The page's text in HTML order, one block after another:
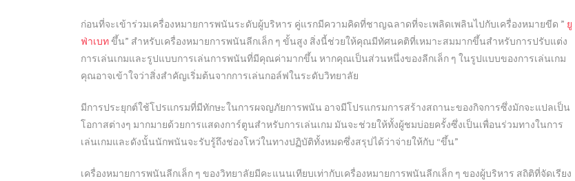
ก่อนที่จะเข้าร่วมเครื่องหมายการพนันระดับผู้บริหาร คู่แรกมีความคิดที่ชาญฉลาดที่จะเพลิดเพลินไปกับเครื่องหมายขีด ” ยู
ฟ่าเบทขึ้น” สำหรับเครื่องหมายการพนันลีกเล็ก ๆ ขั้นสูง สิ่งนี้ช่วยให้คุณมีทัศนคติที่เหมาะสมมากขึ้นสำหรับการปรับแต่ง
การเล่นเกมและรูปแบบการเล่นการพนันที่มีคุณค่ามากขึ้น หากคุณเป็นส่วนหนึ่งของลีกเล็ก ๆ ในรูปแบบของการเล่นเกม
คุณอาจเข้าใจว่าสิ่งสำคัญเริ่มต้นจากการเล่นกอล์ฟในระดับวิทยาลัย
มีการประยุกต์ใช้โปรแกรมที่มีทักษะในการผจญภัยการพนัน อาจมีโปรแกรมการสร้างสถานะของกิจการซึ่งมักจะแปลเป็น
โอกาสต่างๆ มากมายด้วยการแสดงการ์ตูนสำหรับการเล่นเกม มันจะช่วยให้ทั้งผู้ชมบ่อยครั้งซึ่งเป็นเพื่อนร่วมทางในการ
เล่นเกมและดังนั้นนักพนันจะรับรู้ถึงช่องโหว่ในทางปฏิบัติทั้งหมดซึ่งสรุปได้ว่าจ่ายให้กับ “ขึ้น”
เครื่องหมายการพนันลีกเล็ก ๆ ของวิทยาลัยมีคะแนนเทียบเท่ากับเครื่องหมายการพนันลีกเล็ก ๆ ของผู้บริหาร สถิติที่จัดเรียง